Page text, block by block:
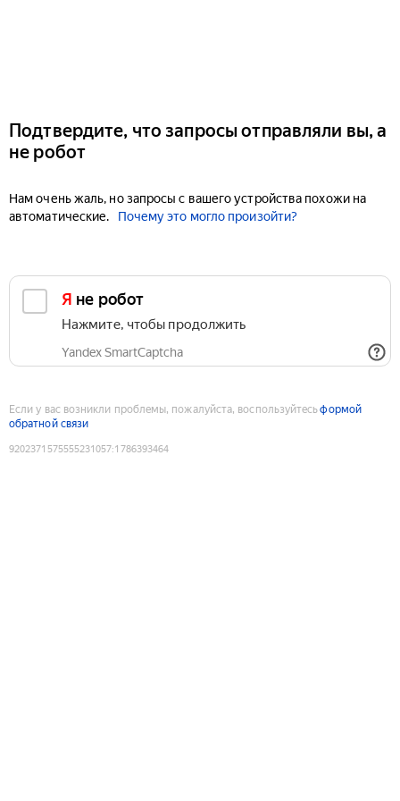
Подтвердите, что запросы отправляли вы, а
не робот
Нам очень жаль, но запросы с вашего устройства похожи на
автоматические.
Почему это могло произойти?
Я не робот
Нажмите, чтобы продолжить
Yandex SmartCaptcha
Если у вас возникли проблемы, пожалуйста, воспользуйтесьформой
обратной связи
9202371575555231057:1786393464